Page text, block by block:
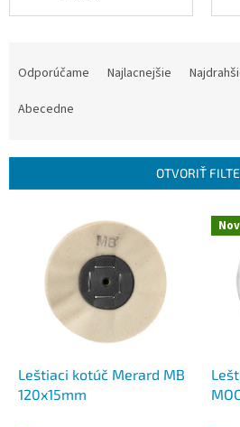
p
Odporúčame Najlacnejšie
Abecedne
OTVORIŤ
Leštiaci kotúč Merard MB
120x15mm